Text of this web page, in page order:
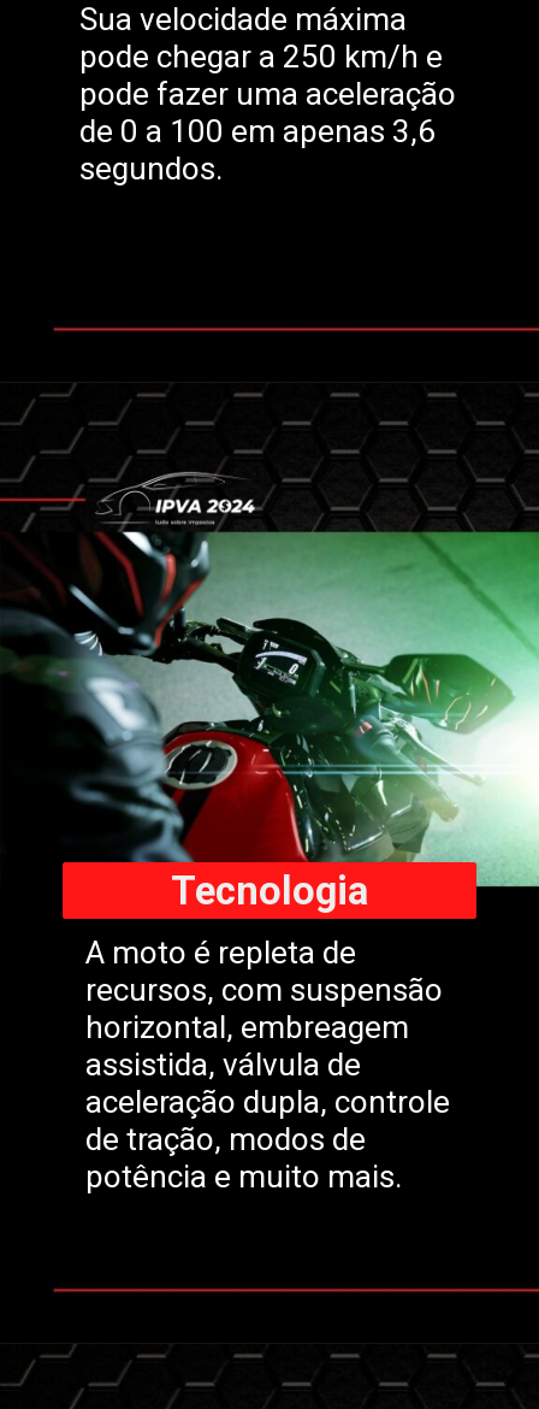
Sua velocidade máxima
pode chegar a 250 km/h e
pode fazer uma aceleração
de 0 a 100 em apenas 3,6
segundos.
A moto é repleta de
recursos, com suspensão
horizontal, embreagem
assistida, válvula de
aceleração dupla, controle
de tração, modos de
potência e muito mais.
Tecnologia